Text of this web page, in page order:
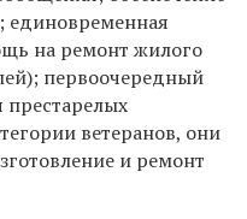
единовременная
на ремонт жилого
первоочередный
ветеранов, они
и ремонт